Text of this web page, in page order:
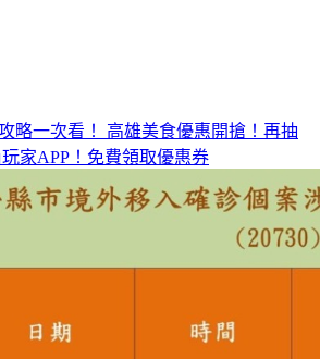
略一次看！ 高雄美食優惠開搶！再抽
家APP！免費領取優惠券